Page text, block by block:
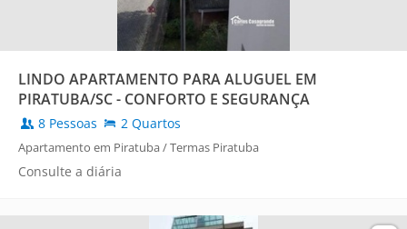
LINDO APARTAMENTO PARA ALUGUEL EM
PIRATUBA/SC - CONFORTO E SEGURANÇA
8 Pessoas 2 Quartos
Apartamento em Piratuba / Termas Piratuba
Consulte a diária